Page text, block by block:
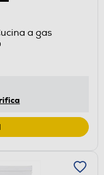
a gas